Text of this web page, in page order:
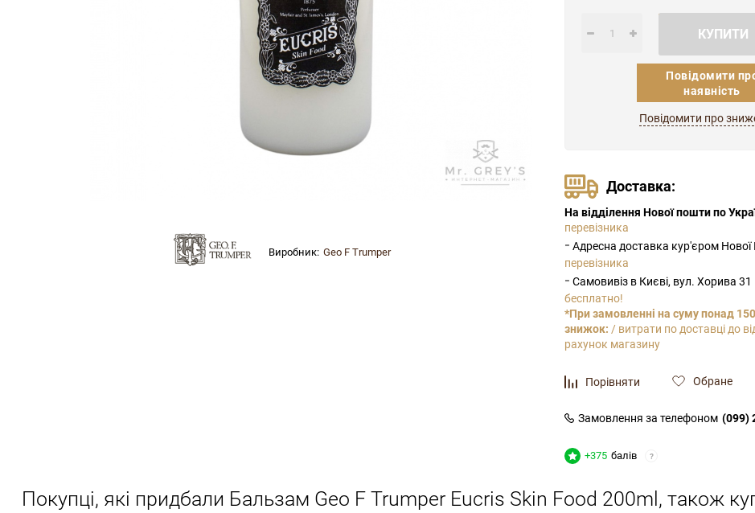
Виробник: Geo F Trumper
КУПИТИ
Повідомити
наявність
Повідомити про
Доставка:
На відділення Нової пошти по
перевізника
- Адресна доставка кур'єром
перевізника
- Самовивіз в Києві, вул. Хорива
бесплатно!
*При замовленні на суму понад
знижок: / витрати по доставці до
рахунок магазину
Порівняти Обране
Замовлення за телефоном (099)
+375 балів ?
Покупці, які придбали Бальзам Geo F Trumper Eucris Skin Food 200ml, також